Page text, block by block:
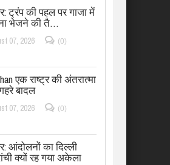
ट्रंप की पहल पर गाजा में
भेजने की तै…
07, 2026
(0)
एक राष्ट्र की अंतरात्मा
बादल
07, 2026
(0)
आंदोलनों का दिल्ली
क्यों रह गया अकेला